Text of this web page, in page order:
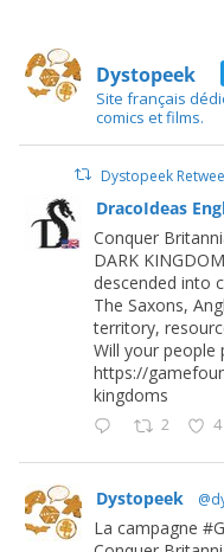
Dystopeek
Site français
comics et films.
Dystopeek
DracoIdeas
Conquer
DARK
descended into
The Saxons,
territory,
Will your people
https://
kingdoms
2 4
Dystopeek
La campagne